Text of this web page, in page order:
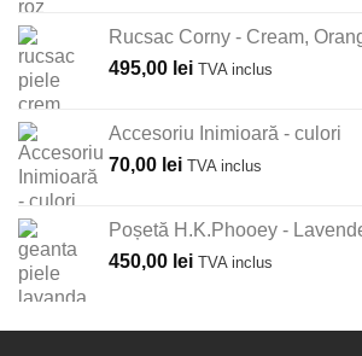
Rucsac Corny - Cream,
495,00 lei TVA inclus
Accesoriu Inimioară - culori
70,00 lei TVA inclus
Poșetă H.K.Phooey -
450,00 lei TVA inclus